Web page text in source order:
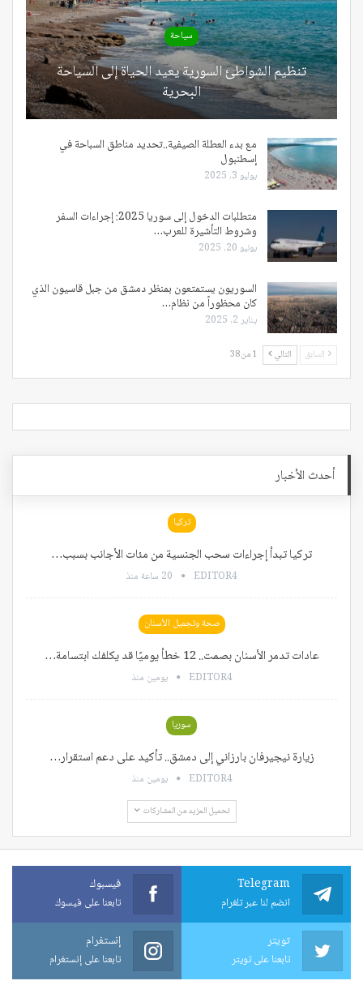
سياحة
تنظيم الشواطئ السورية يعيد الحياة إلى السياحة
البحرية
مع بدء العطلة الصيفية..تحديد مناطق السباحة في
إسطنبول
يوليو 3, 2025
متطلبات الدخول إلى سوريا 2025: إجراءات السفر
وشروط التأشيرة للعرب…
يونيو 20, 2025
السوريون يستمتعون بمنظر دمشق من جبل قاسيون الذي
كان محظوراً من نظام…
يناير 2, 2025
السابق التالي 1 من 38
أحدث الأخبار
تركيا
تركيا تبدأ إجراءات سحب الجنسية من مئات الأجانب بسبب…
EDITOR4 20 ساعة منذ
صحة وتجميل الأسنان
عادات تدمر الأسنان بصمت.. 12 خطأ يوميًا قد يكلفك ابتسامة…
EDITOR4 يومين منذ
سوريا
زيارة نيجيرفان بارزاني إلى دمشق.. تأكيد على دعم استقرار…
EDITOR4 يومين منذ
تحميل المزيد من المشاركات
Telegram
انضم لنا عبر تلغرام
فيسبوك
تابعنا على فيسوك
تويتر
تابعنا على تويتر
إنستغرام
تابعنا على إنستغرام